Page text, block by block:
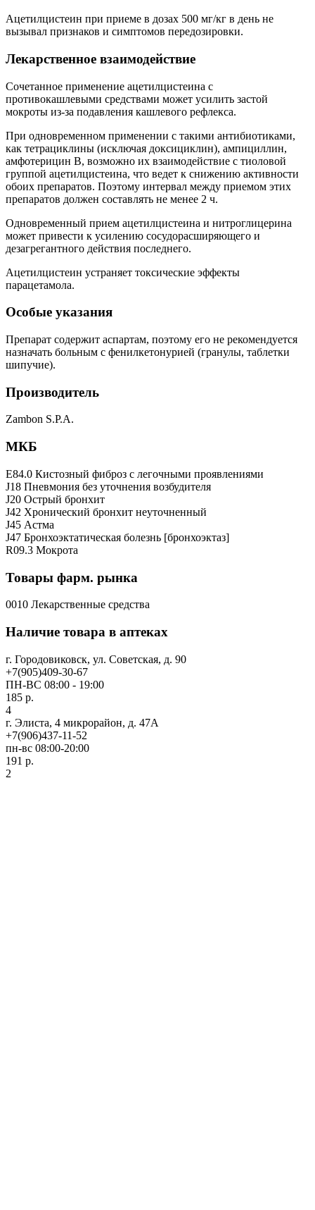
Ацетилцистеин при приеме в дозах 500 мг/кг в день не
вызывал признаков и симптомов передозировки.
Лекарственное взаимодействие
Сочетанное применение ацетилцистеина с
противокашлевыми средствами может усилить застой
мокроты из-за подавления кашлевого рефлекса.
При одновременном применении с такими антибиотиками,
как тетрациклины (исключая доксициклин), ампициллин,
амфотерицин B, возможно их взаимодействие с тиоловой
группой ацетилцистеина, что ведет к снижению активности
обоих препаратов. Поэтому интервал между приемом этих
препаратов должен составлять не менее 2 ч.
Одновременный прием ацетилцистеина и нитроглицерина
может привести к усилению сосудорасширяющего и
дезагрегантного действия последнего.
Ацетилцистеин устраняет токсические эффекты
парацетамола.
Особые указания
Препарат содержит аспартам, поэтому его не рекомендуется
назначать больным с фенилкетонурией (гранулы, таблетки
шипучие).
Производитель
Zambon S.P.A.
МКБ
E84.0 Кистозный фиброз с легочными проявлениями
J18 Пневмония без уточнения возбудителя
J20 Острый бронхит
J42 Хронический бронхит неуточненный
J45 Астма
J47 Бронхоэктатическая болезнь [бронхоэктаз]
R09.3 Мокрота
Товары фарм. рынка
0010 Лекарственные средства
Наличие товара в аптеках
г. Городовиковск, ул. Советская, д. 90
+7(905)409-30-67
ПН-ВС 08:00 - 19:00
185 р.
4
г. Элиста, 4 микрорайон, д. 47А
+7(906)437-11-52
пн-вс 08:00-20:00
191 р.
2